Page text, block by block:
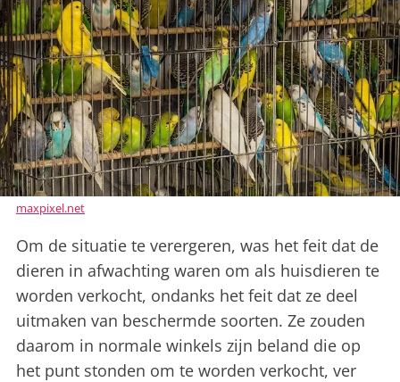
maxpixel.net
Om de situatie te verergeren, was het feit dat de
dieren in afwachting waren om als huisdieren te
worden verkocht, ondanks het feit dat ze deel
uitmaken van beschermde soorten. Ze zouden
daarom in normale winkels zijn beland die op
het punt stonden om te worden verkocht, ver